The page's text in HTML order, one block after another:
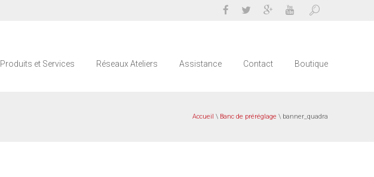
Produits et Services Réseaux Ateliers Assistance Contact Boutique
Accueil \ Banc de préréglage \ banner_quadra